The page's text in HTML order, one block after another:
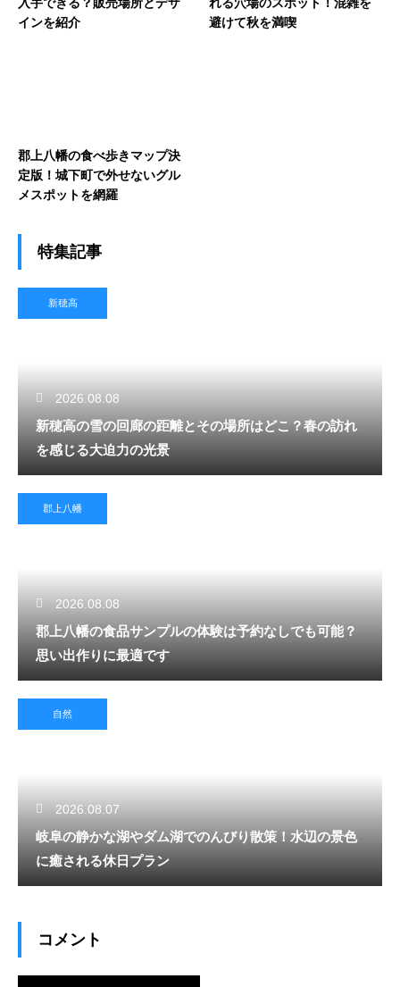
インを紹介
避けて秋を満喫
郡上八幡の食べ歩きマップ決
定版！城下町で外せないグル
メスポットを網羅
特集記事
新穂高
2026.08.08
新穂高の雪の回廊の距離とその場所はどこ？春の訪れ
を感じる大迫力の光景
郡上八幡
2026.08.08
郡上八幡の食品サンプルの体験は予約なしでも可能？
思い出作りに最適です
自然
2026.08.07
岐阜の静かな湖やダム湖でのんびり散策！水辺の景色
に癒される休日プラン
コメント